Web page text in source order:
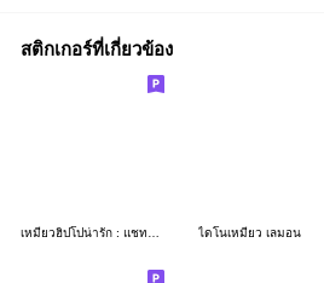
สติกเกอร์ที่เกี่ยวข้อง
เหมียวฮิปโปน่ารัก : แชทได้ทุกวัน ไดโนเหมียว เลมอน